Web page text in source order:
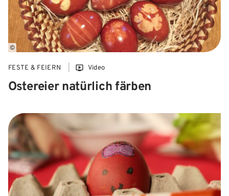
©
FESTE & FEIERN Video
Ostereier natürlich färben